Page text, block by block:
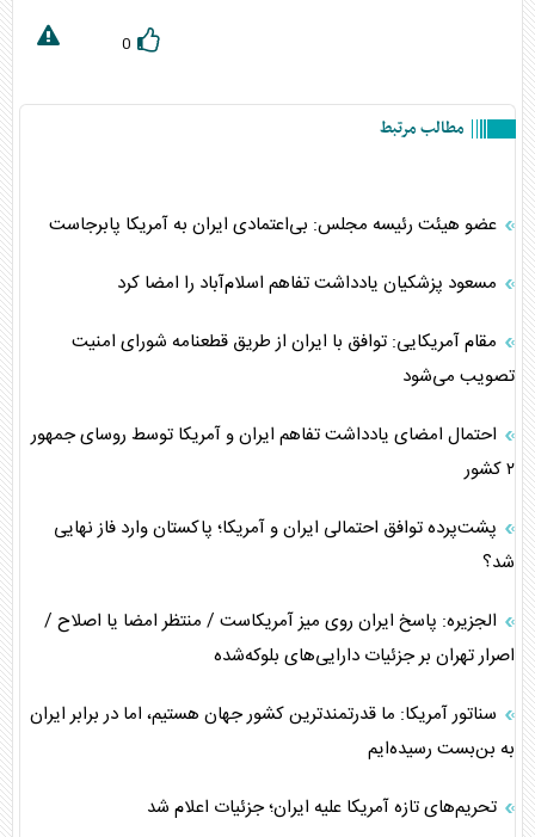
0
مطالب مرتبط
عضو هیئت رئیسه مجلس: بی‌اعتمادی ایران به آمریکا پابرجاست
مسعود پزشکیان یادداشت تفاهم اسلام‌آباد را امضا کرد
مقام آمریکایی: توافق با ایران از طریق قطعنامه شورای امنیت
تصویب می‌شود
احتمال امضای یادداشت تفاهم ایران و آمریکا توسط روسای جمهور
۲ کشور
پشت‌پرده توافق احتمالی ایران و آمریکا؛ پاکستان وارد فاز نهایی
شد؟
الجزیره: پاسخ ایران روی میز آمریکاست / منتظر امضا یا اصلاح /
اصرار تهران بر جزئیات دارایی‌های بلوکه‌شده
سناتور آمریکا: ما قدرتمندترین کشور جهان هستیم، اما در برابر ایران
به بن‌بست رسیده‌ایم
تحریم‌های تازه آمریکا علیه ایران؛ جزئیات اعلام شد